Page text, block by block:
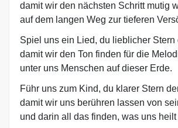
damit wir den nächsten Schritt mutig
auf dem langen Weg zur tieferen
Spiel uns ein Lied, du lieblicher Stern
damit wir den Ton finden für die
unter uns Menschen auf dieser Erde.
Führ uns zum Kind, du klarer Stern
damit wir uns berühren lassen von
und darin all das finden, was uns heilt